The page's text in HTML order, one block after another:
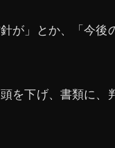
が」とか、「今後
を下げ、書類に、